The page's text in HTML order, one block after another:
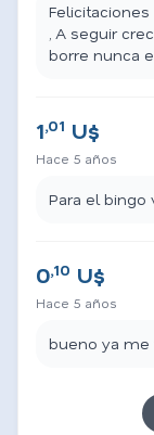
Felicitaciones
, A seguir
borre nunca
1,01 U$
Hace 5 años
Para el bingo
0,10 U$
Hace 5 años
bueno ya me